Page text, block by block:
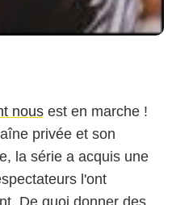
nous est en marche !
privée et son
la série a acquis une
l'ont